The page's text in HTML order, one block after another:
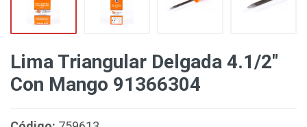
Lima Triangular Delgada 4.1/2"
Con Mango 91366304